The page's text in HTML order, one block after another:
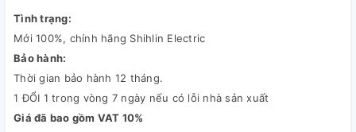
Tình trạng:
Mới 100%, chính hãng Shihlin Electric
Bảo hành:
Thời gian bảo hành 12 tháng.
1 ĐỔI 1 trong vòng 7 ngày nếu có lỗi nhà sản xuất
Giá đã bao gồm VAT 10%